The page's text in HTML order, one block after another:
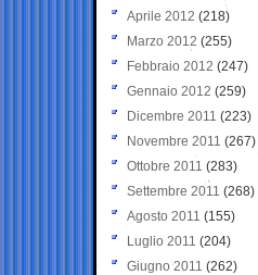
Aprile 2012 (218)
Marzo 2012 (255)
Febbraio 2012 (247)
Gennaio 2012 (259)
Dicembre 2011 (223)
Novembre 2011 (267)
Ottobre 2011 (283)
Settembre 2011 (268)
Agosto 2011 (155)
Luglio 2011 (204)
Giugno 2011 (262)